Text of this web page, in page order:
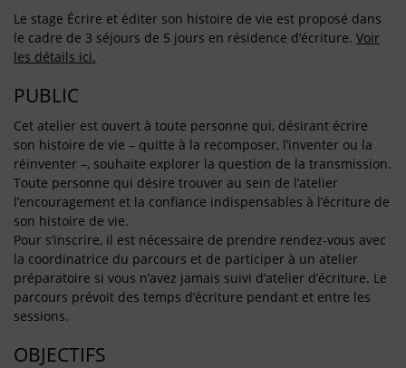
Le stage Écrire et éditer son histoire de vie est proposé dans
le cadre de 3 séjours de 5 jours en résidence d’écriture. Voir
les détails ici.
PUBLIC
Cet atelier est ouvert à toute personne qui, désirant écrire
son histoire de vie – quitte à la recomposer, l’inventer ou la
réinventer –, souhaite explorer la question de la transmission.
Toute personne qui désire trouver au sein de l’atelier
l’encouragement et la confiance indispensables à l’écriture de
son histoire de vie.
Pour s’inscrire, il est nécessaire de prendre rendez-vous avec
la coordinatrice du parcours et de participer à un atelier
préparatoire si vous n’avez jamais suivi d’atelier d’écriture. Le
parcours prévoit des temps d’écriture pendant et entre les
sessions.
OBJECTIFS